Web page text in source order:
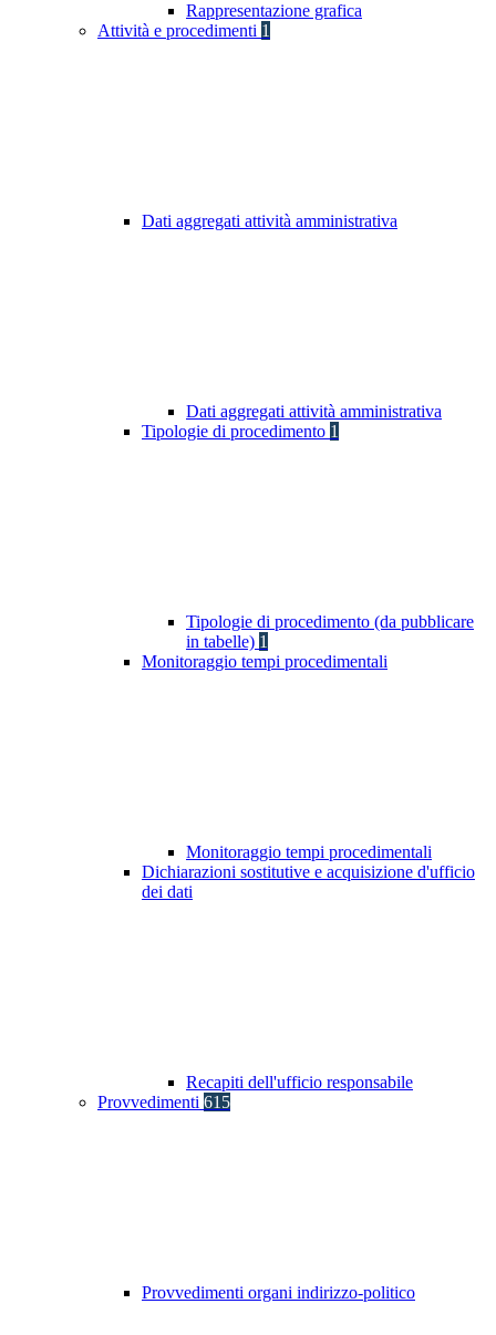
Rappresentazione grafica
Attività e procedimenti 1
Dati aggregati attività amministrativa
Dati aggregati attività amministrativa
Tipologie di procedimento 1
Tipologie di procedimento (da pubblicare
in tabelle) 1
Monitoraggio tempi procedimentali
Monitoraggio tempi procedimentali
Dichiarazioni sostitutive e acquisizione d'ufficio
dei dati
Recapiti dell'ufficio responsabile
Provvedimenti 615
Provvedimenti organi indirizzo-politico